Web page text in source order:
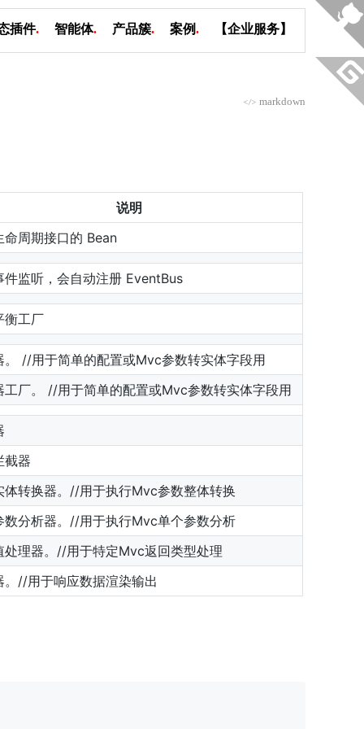
插件. 智能体. 产品簇. 案例. 【企业服务】
</> markdown
说明
命周期接口的 Bean
件监听，会自动注册 EventBus
衡工厂
。 //用于简单的配置或Mvc参数转实体字段用
工厂。 //用于简单的配置或Mvc参数转实体字段用
截器
体转换器。//用于执行Mvc参数整体转换
数分析器。//用于执行Mvc单个参数分析
处理器。//用于特定Mvc返回类型处理
。//用于响应数据渲染输出